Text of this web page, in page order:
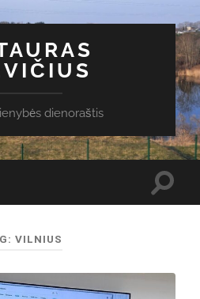
dienoraštis
VILNIUS